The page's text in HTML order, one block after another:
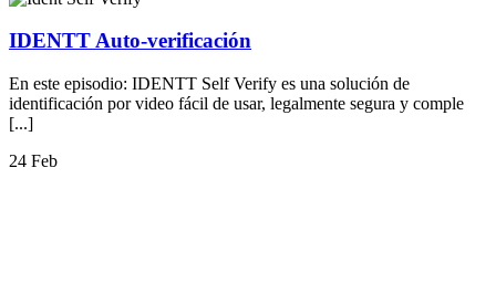
IDENTT Auto-verificación
En este episodio: IDENTT Self Verify es una solución de
identificación por video fácil de usar, legalmente segura y comple
[...]
24 Feb